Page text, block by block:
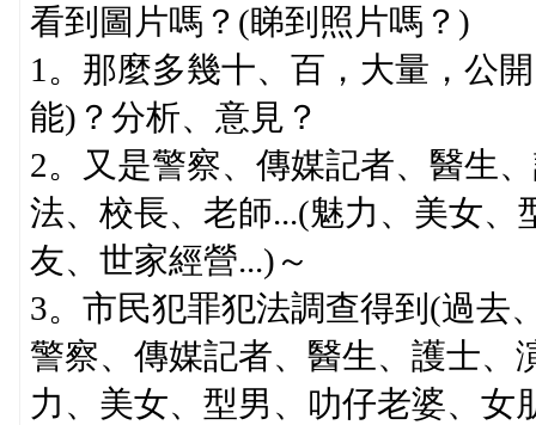
看到圖片嗎？(睇到照片嗎？)
1。那麼多幾十、百，大量，公
能)？分析、意見？
2。又是警察、傳媒記者、醫生
法、校長、老師...(魅力、美女
友、世家經營...)～
3。市民犯罪犯法調查得到(過去
警察、傳媒記者、醫生、護士、
力、美女、型男、叻仔老婆、女